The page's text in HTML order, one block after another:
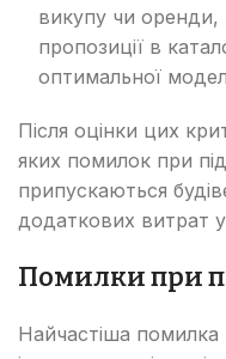
викупу чи оренди,
пропозиції в
оптимальної
Після оцінки цих
яких помилок при
припускаються
додаткових витрат
Помилки при
Найчастіша помилка